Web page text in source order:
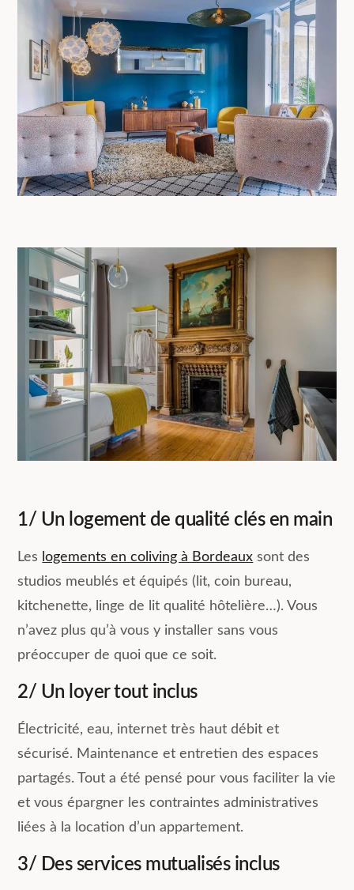
1/ Un logement de qualité clés en main
Les logements en coliving à Bordeaux sont des
studios meublés et équipés (lit, coin bureau,
kitchenette, linge de lit qualité hôtelière…). Vous
n’avez plus qu’à vous y installer sans vous
préoccuper de quoi que ce soit.
2/ Un loyer tout inclus
Électricité, eau, internet très haut débit et
sécurisé. Maintenance et entretien des espaces
partagés. Tout a été pensé pour vous faciliter la vie
et vous épargner les contraintes administratives
liées à la location d’un appartement.
3/ Des services mutualisés inclus